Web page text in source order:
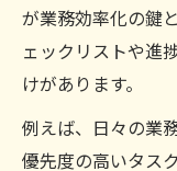
が業務効率化の鍵
ェックリストや進
けがあります。
例えば、日々の業
優先度の高いタス